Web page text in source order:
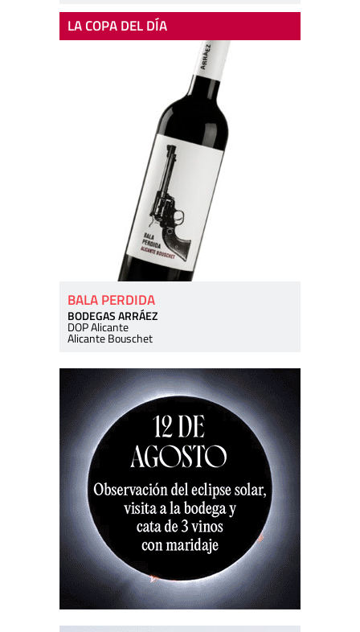
LA COPA DEL DÍA
BALA PERDIDA
BODEGAS ARRÁEZ
DOP Alicante
Alicante Bouschet